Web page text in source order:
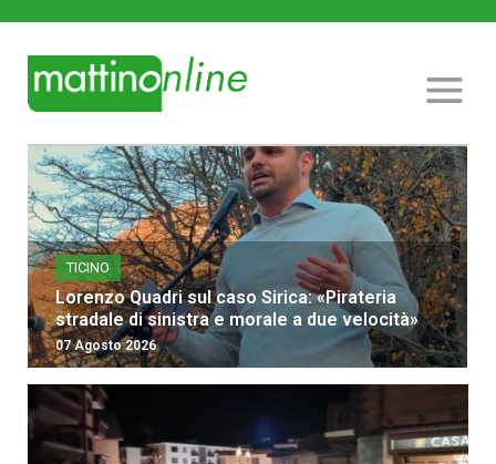
TICINO
Lorenzo Quadri sul caso Sirica: «Pirateria
stradale di sinistra e morale a due velocità»
07 Agosto 2026